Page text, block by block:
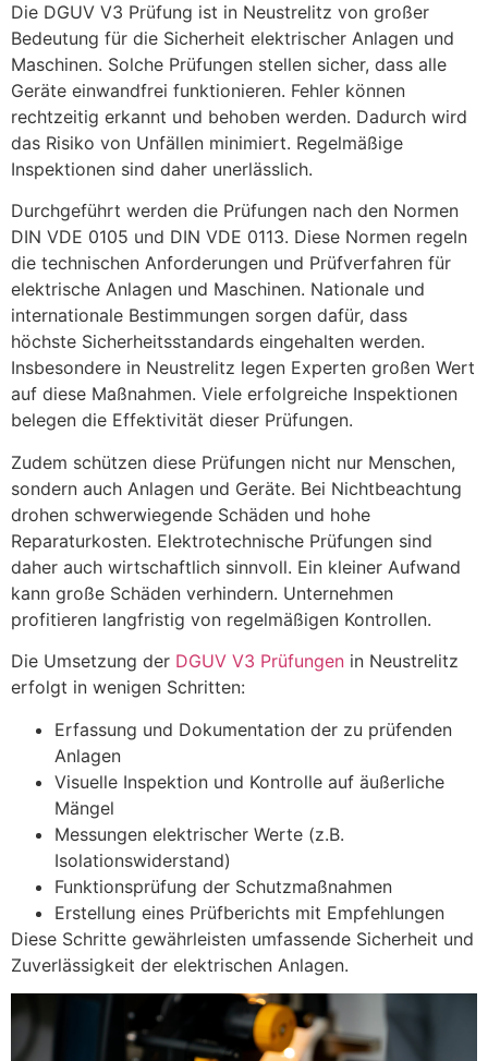
Die DGUV V3 Prüfung ist in Neustrelitz von großer
Bedeutung für die Sicherheit elektrischer Anlagen und
Maschinen. Solche Prüfungen stellen sicher, dass alle
Geräte einwandfrei funktionieren. Fehler können
rechtzeitig erkannt und behoben werden. Dadurch wird
das Risiko von Unfällen minimiert. Regelmäßige
Inspektionen sind daher unerlässlich.
Durchgeführt werden die Prüfungen nach den Normen
DIN VDE 0105 und DIN VDE 0113. Diese Normen regeln
die technischen Anforderungen und Prüfverfahren für
elektrische Anlagen und Maschinen. Nationale und
internationale Bestimmungen sorgen dafür, dass
höchste Sicherheitsstandards eingehalten werden.
Insbesondere in Neustrelitz legen Experten großen Wert
auf diese Maßnahmen. Viele erfolgreiche Inspektionen
belegen die Effektivität dieser Prüfungen.
Zudem schützen diese Prüfungen nicht nur Menschen,
sondern auch Anlagen und Geräte. Bei Nichtbeachtung
drohen schwerwiegende Schäden und hohe
Reparaturkosten. Elektrotechnische Prüfungen sind
daher auch wirtschaftlich sinnvoll. Ein kleiner Aufwand
kann große Schäden verhindern. Unternehmen
profitieren langfristig von regelmäßigen Kontrollen.
Die Umsetzung der DGUV V3 Prüfungen in Neustrelitz
erfolgt in wenigen Schritten:
Erfassung und Dokumentation der zu prüfenden
Anlagen
Visuelle Inspektion und Kontrolle auf äußerliche
Mängel
Messungen elektrischer Werte (z.B.
Isolationswiderstand)
Funktionsprüfung der Schutzmaßnahmen
Erstellung eines Prüfberichts mit Empfehlungen
Diese Schritte gewährleisten umfassende Sicherheit und
Zuverlässigkeit der elektrischen Anlagen.